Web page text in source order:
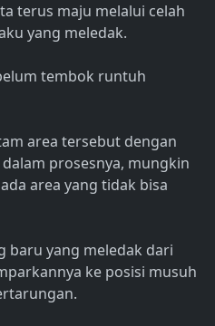
terus maju melalui celah
yang meledak.
tembok runtuh
area tersebut dengan
prosesnya, mungkin
area yang tidak bisa
baru yang meledak dari
ke posisi musuh